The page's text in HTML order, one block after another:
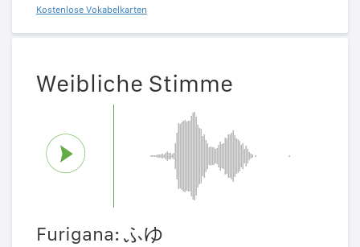
Kostenlose Vokabelkarten
Weibliche Stimme
Furigana: ふゆ